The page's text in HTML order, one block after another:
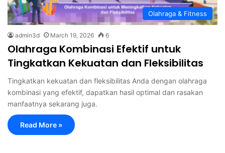
Olahraga & Fitness
admin3d March 19, 2026 6
Olahraga Kombinasi Efektif untuk
Tingkatkan Kekuatan dan Fleksibilitas
Tingkatkan kekuatan dan fleksibilitas Anda dengan olahraga
kombinasi yang efektif, dapatkan hasil optimal dan rasakan
manfaatnya sekarang juga.
Read More »